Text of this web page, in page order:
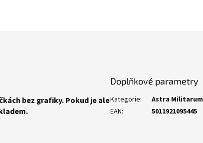
bez grafiky. Pokud je ale
Doplňkové parametry
Kategorie:
Astra Militarum
EAN: 5011921095445